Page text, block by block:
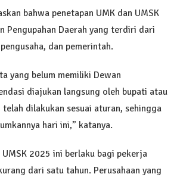
bahwa penetapan UMK dan UMSK
Pengupahan Daerah yang terdiri dari
dan pemerintah.
yang belum memiliki Dewan
diajukan langsung oleh bupati atau
dilakukan sesuai aturan, sehingga
hari ini,” katanya.
UMSK 2025 ini berlaku bagi pekerja
dari satu tahun. Perusahaan yang